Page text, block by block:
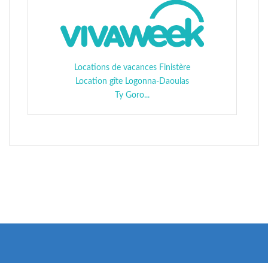
Locations de vacances Finistère
Location gîte Logonna-Daoulas
Ty Goro...